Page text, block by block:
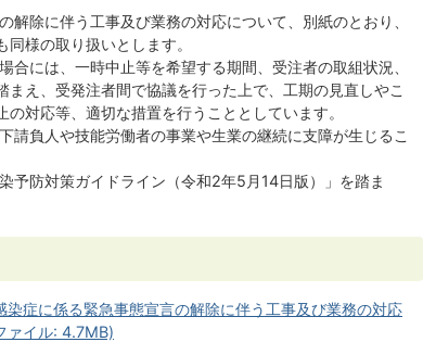
除に伴う工事及び業務の対応について、別紙のとおり、
様の取り扱いとします。
には、一時中止等を希望する期間、受注者の取組状況、
え、受発注者間で協議を行った上で、工期の見直しやこ
対応等、適切な措置を行うこととしています。
請負人や技能労働者の事業や生業の継続に支障が生じるこ
予防対策ガイドライン（令和2年5月14日版）」を踏ま
染症に係る緊急事態宣言の解除に伴う工事及び業務の対応
ァイル: 4.7MB)